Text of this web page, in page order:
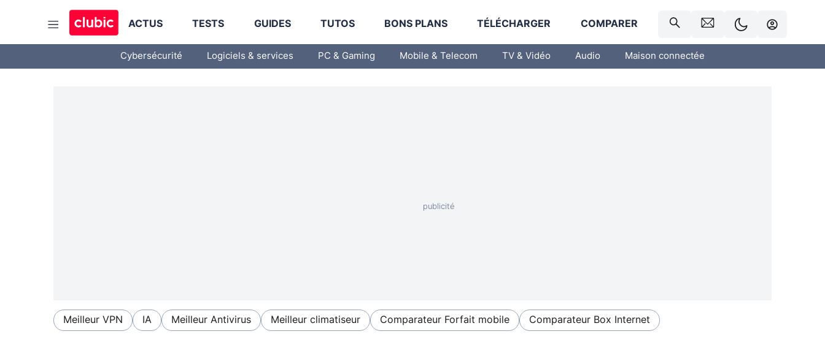
ACTUS TESTS GUIDES TUTOS BONS PLANS TÉLÉCHARGER COMPARER
Cybersécurité Logiciels & services PC & Gaming Mobile & Telecom TV & Vidéo Audio Maison connectée
Meilleur VPN IA Meilleur Antivirus Meilleur climatiseur Comparateur Forfait mobile Comparateur Box Internet